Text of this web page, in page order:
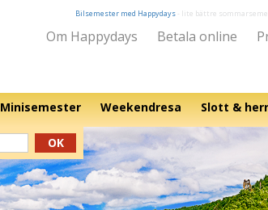
Bilsemester med Happydays - lite bättre
Om Happydays Betala online
Minisemester Weekendresa Slott &
OK